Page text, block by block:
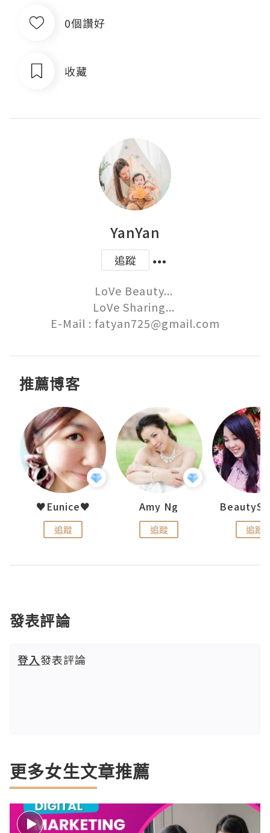
0個讚好
收藏
YanYan
追蹤
LoVe Beauty...
LoVe Sharing...
E-Mail : fatyan725@gmail.com
推薦博客
♥Eunice♥
追蹤
Amy Ng
追蹤 追蹤
發表評論
登入發表評論
更多女生文章推薦